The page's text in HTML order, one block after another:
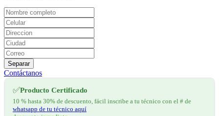
Separar
Contáctanos
✅Producto Certificado
10 % hasta 30% de descuento, fácil inscribe a tu técnico con el # de
whatsapp de tu técnico aquí